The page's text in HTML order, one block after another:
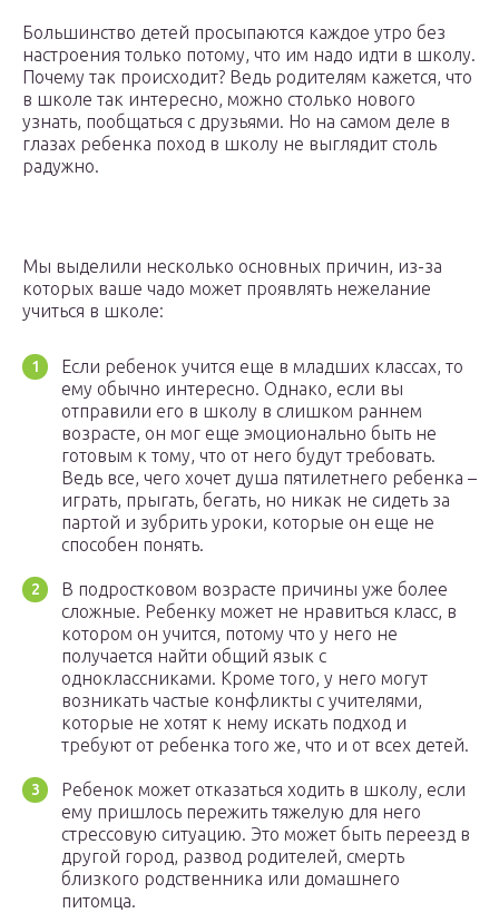
Большинство детей просыпаются каждое утро без
настроения только потому, что им надо идти в школу.
Почему так происходит? Ведь родителям кажется, что
в школе так интересно, можно столько нового
узнать, пообщаться с друзьями. Но на самом деле в
глазах ребенка поход в школу не выглядит столь
радужно.
Мы выделили несколько основных причин, из-за
которых ваше чадо может проявлять нежелание
учиться в школе:
Если ребенок учится еще в младших классах, то
ему обычно интересно. Однако, если вы
отправили его в школу в слишком раннем
возрасте, он мог еще эмоционально быть не
готовым к тому, что от него будут требовать.
Ведь все, чего хочет душа пятилетнего ребенка –
играть, прыгать, бегать, но никак не сидеть за
партой и зубрить уроки, которые он еще не
способен понять.
В подростковом возрасте причины уже более
сложные. Ребенку может не нравиться класс, в
котором он учится, потому что у него не
получается найти общий язык с
одноклассниками. Кроме того, у него могут
возникать частые конфликты с учителями,
которые не хотят к нему искать подход и
требуют от ребенка того же, что и от всех детей.
Ребенок может отказаться ходить в школу, если
ему пришлось пережить тяжелую для него
стрессовую ситуацию. Это может быть переезд в
другой город, развод родителей, смерть
близкого родственника или домашнего
питомца.